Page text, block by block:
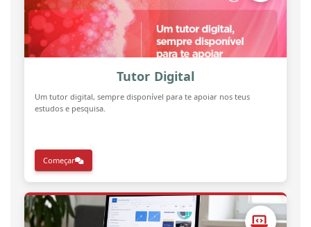
Tutor Digital
Um tutor digital, sempre disponível para te apoiar nos teus
estudos e pesquisa.
Começar